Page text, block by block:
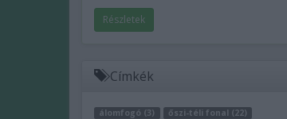
Részletek
Címkék
álomfogó (3)
őszi-téli fonal (22)